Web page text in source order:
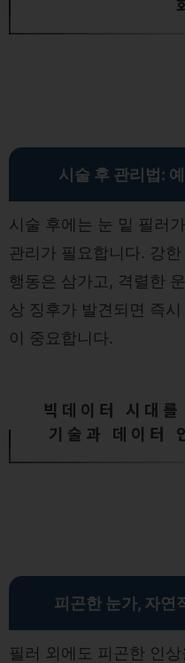
시술 후 관리법:
시술 후에는 눈 밑 필러
관리가 필요합니다. 강
행동은 삼가고, 격렬한
상 징후가 발견되면 즉
이 중요합니다.
빅데이터 시대
기술과 데이터
피곤한 눈가, 자연
필러 외에도 피곤한 인